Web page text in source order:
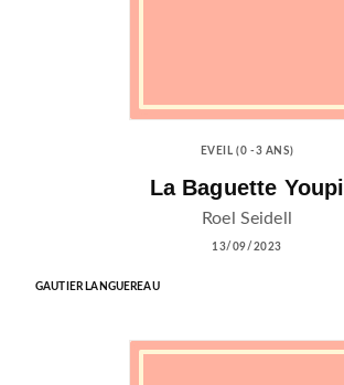
EVEIL (0 -3 ANS)
La Baguette Youpi
Roel Seidell
13/09/2023
GAUTIER LANGUEREAU